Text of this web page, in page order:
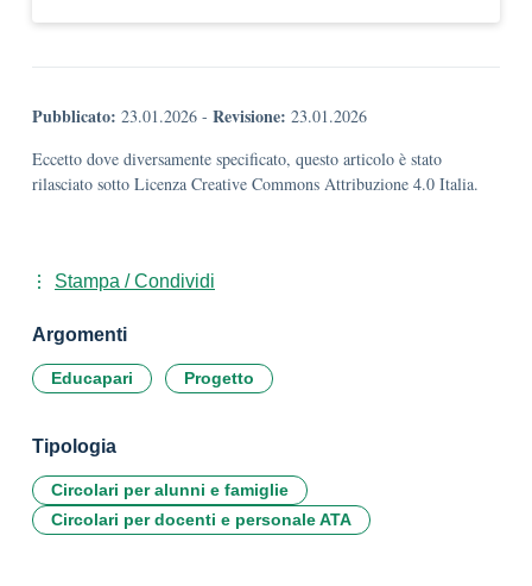
Pubblicato: 23.01.2026 - Revisione: 23.01.2026
Eccetto dove diversamente specificato, questo articolo è stato
rilasciato sotto Licenza Creative Commons Attribuzione 4.0 Italia.
Stampa / Condividi
Argomenti
Educapari Progetto
Tipologia
Circolari per alunni e famiglie
Circolari per docenti e personale ATA